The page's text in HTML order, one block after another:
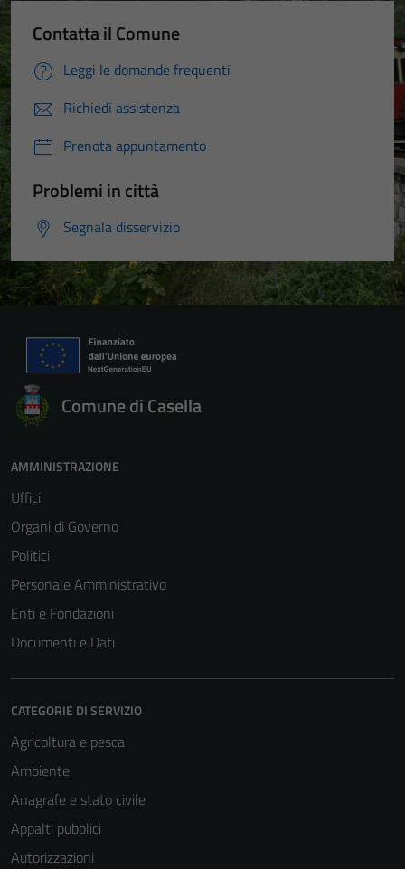
Contatta il Comune
Leggi le domande frequenti
Richiedi assistenza
Prenota appuntamento
Problemi in città
Segnala disservizio
Comune di Casella
AMMINISTRAZIONE
Uffici
Organi di Governo
Politici
Personale Amministrativo
Enti e Fondazioni
Documenti e Dati
CATEGORIE DI SERVIZIO
Agricoltura e pesca
Ambiente
Anagrafe e stato civile
Appalti pubblici
Autorizzazioni